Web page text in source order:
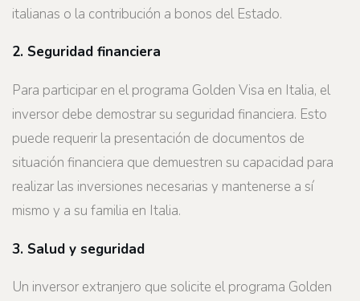
italianas o la contribución a bonos del Estado.
2. Seguridad financiera
Para participar en el programa Golden Visa en Italia, el
inversor debe demostrar su seguridad financiera. Esto
puede requerir la presentación de documentos de
situación financiera que demuestren su capacidad para
realizar las inversiones necesarias y mantenerse a sí
mismo y a su familia en Italia.
3. Salud y seguridad
Un inversor extranjero que solicite el programa Golden